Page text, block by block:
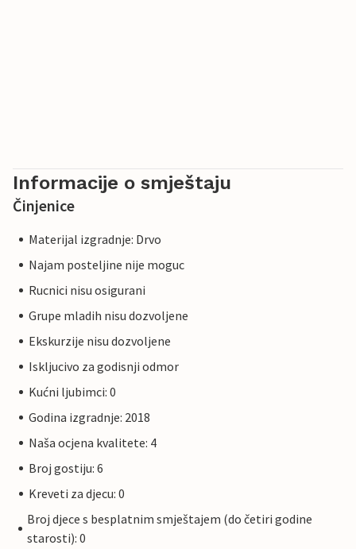
Informacije o smještaju
Činjenice
Materijal izgradnje: Drvo
Najam posteljine nije moguc
Rucnici nisu osigurani
Grupe mladih nisu dozvoljene
Ekskurzije nisu dozvoljene
Iskljucivo za godisnji odmor
Kućni ljubimci: 0
Godina izgradnje: 2018
Naša ocjena kvalitete: 4
Broj gostiju: 6
Kreveti za djecu: 0
Broj djece s besplatnim smještajem (do četiri godine
starosti): 0